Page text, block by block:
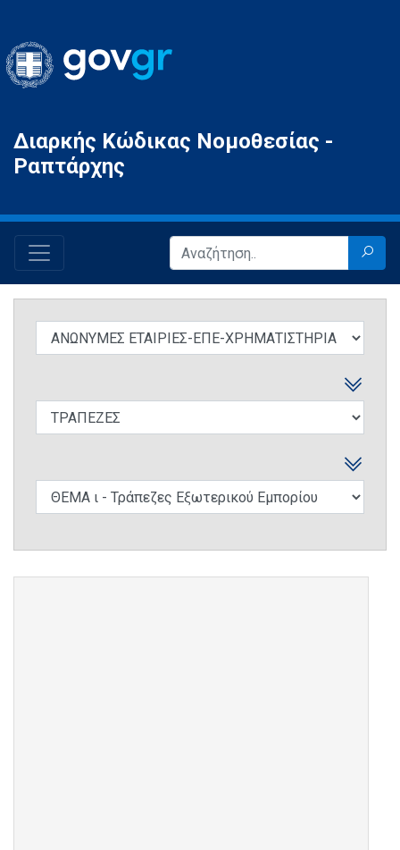
Gov.gr
Διαρκής Κώδικας Νομοθεσίας -
Ραπτάρχης